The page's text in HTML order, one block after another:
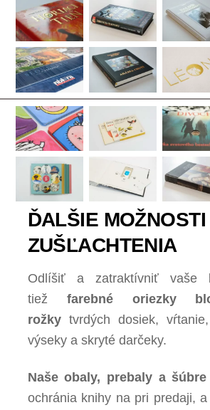
ĎALŠIE MOŽNOSTI
ZUŠĽACHTENIA
Odlíšiť a zatraktívniť vaše
tiež farebné oriezky
rožkytvrdých dosiek,
výseky a skryté darčeky.
Naše obaly, prebaly a šúbre
ochránia knihy na pri predaji,